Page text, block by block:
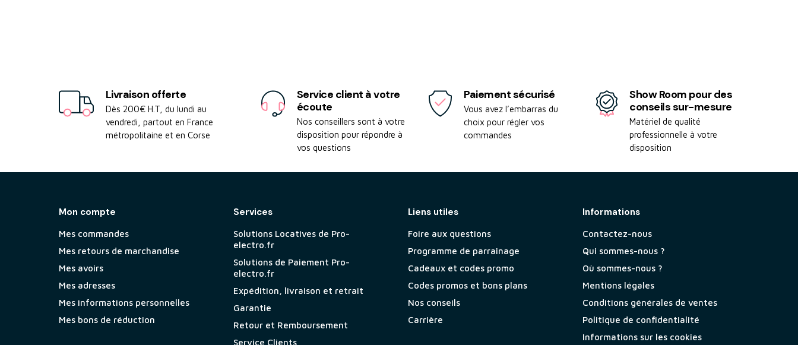
Livraison offerte
Dès 200€ H.T, du lundi au
vendredi, partout en France
métropolitaine et en Corse
Service client à votre
écoute
Nos conseillers sont à votre
disposition pour répondre à
vos questions
Paiement sécurisé
Vous avez l’embarras du
choix pour régler vos
commandes
Show Room pour des
conseils sur-mesure
Matériel de qualité
professionnelle à votre
disposition
Mon compte
Mes commandes
Mes retours de marchandise
Mes avoirs
Mes adresses
Mes informations personnelles
Mes bons de réduction
Services
Solutions Locatives de Pro-
electro.fr
Solutions de Paiement Pro-
electro.fr
Expédition, livraison et retrait
Garantie
Retour et Remboursement
Service Clients
Liens utiles
Foire aux questions
Programme de parrainage
Cadeaux et codes promo
Codes promos et bons plans
Nos conseils
Carrière
Informations
Contactez-nous
Qui sommes-nous ?
Où sommes-nous ?
Mentions légales
Conditions générales de ventes
Politique de confidentialité
Informations sur les cookies